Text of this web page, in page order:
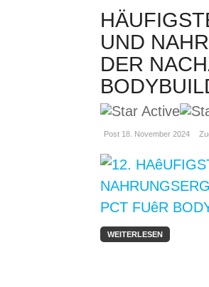
UND
DER
Post 18. November 2024
WEITERLESEN